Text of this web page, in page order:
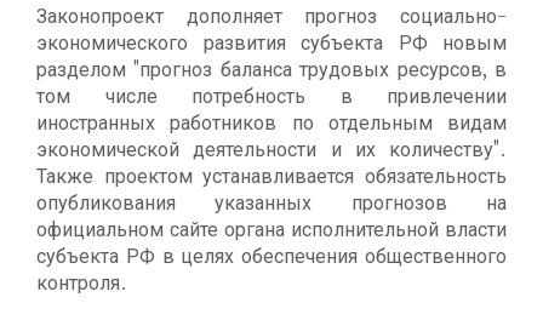
Законопроект дополняет прогноз социально-
экономического развития субъекта РФ новым
разделом "прогноз баланса трудовых ресурсов, в
том числе потребность в привлечении
иностранных работников по отдельным видам
экономической деятельности и их количеству".
Также проектом устанавливается обязательность
опубликования указанных прогнозов на
официальном сайте органа исполнительной власти
субъекта РФ в целях обеспечения общественного
контроля.